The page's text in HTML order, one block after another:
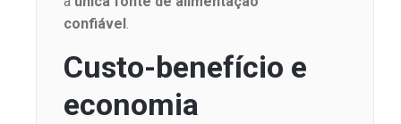
confiável.
Custo-benefício e
economia